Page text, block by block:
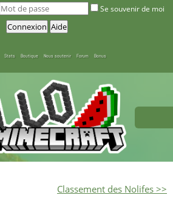
Se souvenir de moi
Stats Boutique Nous soutenir Forum Bonus
Classement des Nolifes >>